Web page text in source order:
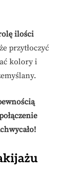
ilości
przytłoczyć
kolory i